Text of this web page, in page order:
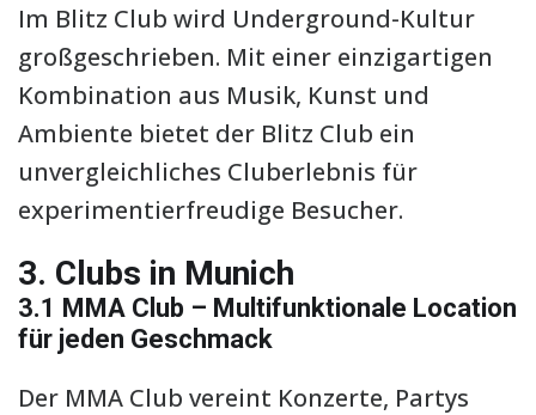
Im Blitz Club wird Underground-Kultur
großgeschrieben. Mit einer einzigartigen
Kombination aus Musik, Kunst und
Ambiente bietet der Blitz Club ein
unvergleichliches Cluberlebnis für
experimentierfreudige Besucher.
3. Clubs in Munich
3.1 MMA Club – Multifunktionale Location
für jeden Geschmack
Der MMA Club vereint Konzerte, Partys